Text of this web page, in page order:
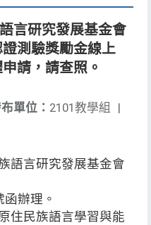
言研究發展基金會
證測驗獎勵金線上
請，請查照。
單位： 2101教學組 |
語言研究發展基金會
辦理。
住民族語言學習與能